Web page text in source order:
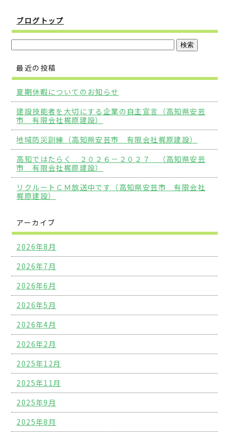
ブログトップ
最近の投稿
夏期休暇についてのお知らせ
建設技能者を大切にする企業の自主宣言（高知県安芸
市 有限会社梶原建設）
地域防災訓練（高知県安芸市 有限会社梶原建設）
高知ではたらく ２０２６－２０２７ （高知県安芸
市 有限会社梶原建設）
リクルートＣＭ放送中です（高知県安芸市 有限会社
梶原建設）
アーカイブ
2026年8月
2026年7月
2026年6月
2026年5月
2026年4月
2026年2月
2025年12月
2025年11月
2025年9月
2025年8月